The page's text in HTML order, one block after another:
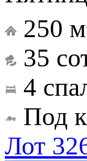
250 м
35
4
Под
Лот